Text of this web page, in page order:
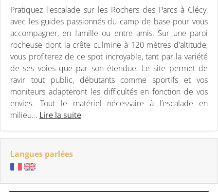
Pratiquez l'escalade sur les Rochers des Parcs à Clécy,
avec les guides passionnés du camp de base pour vous
accompagner, en famille ou entre amis. Sur une paroi
rocheuse dont la crête culmine à 120 mètres d'altitude,
vous profiterez de ce spot incroyable, tant par la variété
de ses voies que par son étendue. Le site permet de
ravir tout public, débutants comme sportifs et vos
moniteurs adapteront les difficultés en fonction de vos
envies. Tout le matériel nécessaire à l’escalade en
milieu... Lire la suite
Langues parlées